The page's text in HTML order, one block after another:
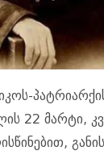
22 მარ­ტი,